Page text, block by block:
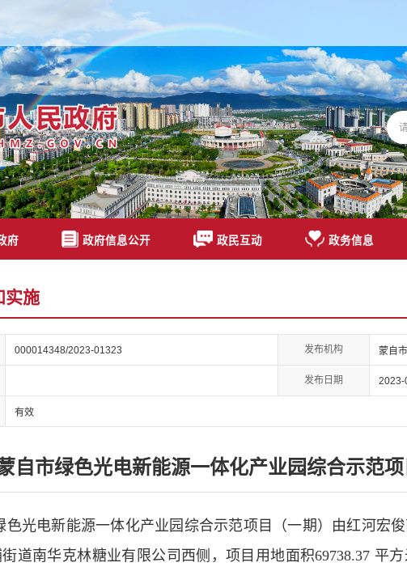
府 政府信息公开 政民互动 政务信息
实施
000014348/2023-01323 发布机构 蒙自
发布日期 2023-
有效
自市绿色光电新能源一体化产业园综合示范
色光电新能源一体化产业园综合示范项目（一期）由红河宏
道南华克林糖业有限公司西侧，项目用地面积69738.37 平